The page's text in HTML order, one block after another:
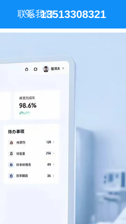
联系我们13513308321